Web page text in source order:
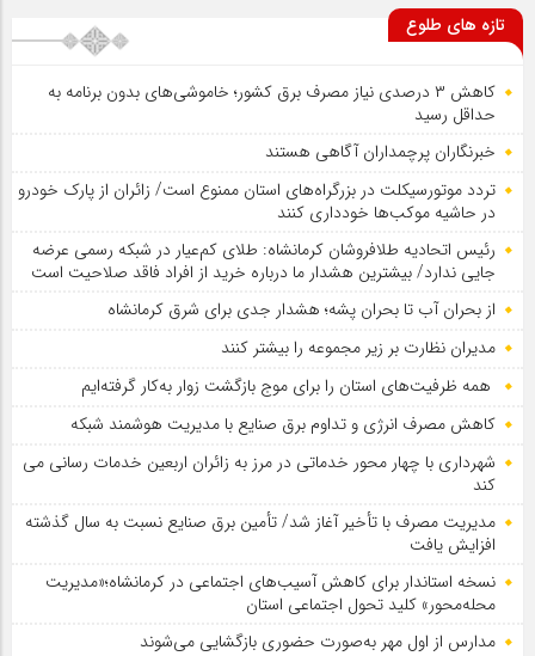
تازه های طلوع
کاهش ۳ درصدی نیاز مصرف برق کشور؛ خاموشی‌های بدون برنامه به
حداقل رسید
خبرنگاران پرچمداران آگاهی هستند
تردد موتورسیکلت در بزرگراه‌های استان ممنوع است/ زائران از پارک خودرو
در حاشیه موکب‌ها خودداری کنند
رئیس اتحادیه طلافروشان کرمانشاه: طلای کم‌عیار در شبکه رسمی عرضه
جایی ندارد/ بیشترین هشدار ما درباره خرید از افراد فاقد صلاحیت است
از بحران آب تا بحران پشه؛ هشدار جدی برای شرق کرمانشاه
مدیران نظارت بر زیر مجموعه را بیشتر کنند
همه ظرفیت‌های استان را برای موج بازگشت زوار به‌کار گرفته‌ایم
کاهش مصرف انرژی و تداوم برق صنایع با مدیریت هوشمند شبکه
شهرداری با چهار محور خدماتی در مرز به زائران اربعین خدمات رسانی می
کند
مدیریت مصرف با تأخیر آغاز شد/ تأمین برق صنایع نسبت به سال گذشته
افزایش یافت
نسخه استاندار برای کاهش آسیب‌های اجتماعی در کرمانشاه؛«مدیریت
محله‌محور» کلید تحول اجتماعی استان
مدارس از اول مهر به‌صورت حضوری بازگشایی می‌شوند